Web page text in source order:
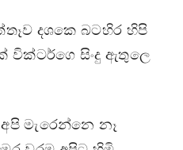
දශකෙ බටහිර හිපි
වික්ටර්ගෙ සිංදු ඇතුලෙ
මැරෙන්නෙ නෑ